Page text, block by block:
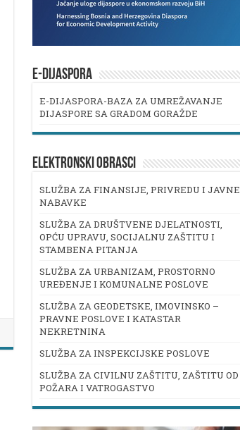
E-DIJASPORA
E-DIJASPORA-BAZA ZA UMREŽAVANJE
DIJASPORE SA GRADOM GORAŽDE
ELEKTRONSKI OBRASCI
SLUŽBA ZA FINANSIJE, PRIVREDU I JAVNE
NABAVKE
SLUŽBA ZA DRUŠTVENE DJELATNOSTI,
OPĆU UPRAVU, SOCIJALNU ZAŠTITU I
STAMBENA PITANJA
SLUŽBA ZA URBANIZAM, PROSTORNO
UREĐENJE I KOMUNALNE POSLOVE
SLUŽBA ZA GEODETSKE, IMOVINSKO –
PRAVNE POSLOVE I KATASTAR
NEKRETNINA
SLUŽBA ZA INSPEKCIJSKE POSLOVE
SLUŽBA ZA CIVILNU ZAŠTITU, ZAŠTITU OD
POŽARA I VATROGASTVO